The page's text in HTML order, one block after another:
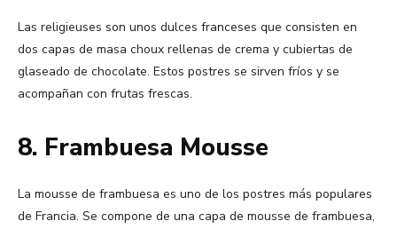
Las religieuses son unos dulces franceses que consisten en
dos capas de masa choux rellenas de crema y cubiertas de
glaseado de chocolate. Estos postres se sirven fríos y se
acompañan con frutas frescas.
8. Frambuesa Mousse
La mousse de frambuesa es uno de los postres más populares
de Francia. Se compone de una capa de mousse de frambuesa,